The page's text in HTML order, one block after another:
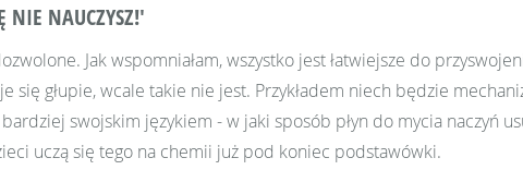
NIE NAUCZYSZ!'
Jak wspomniałam, wszystko jest łatwiejsze do
się głupie, wcale takie nie jest. Przykładem niech będzie
swojskim językiem - w jaki sposób płyn do mycia naczyń
uczą się tego na chemii już pod koniec podstawówki.